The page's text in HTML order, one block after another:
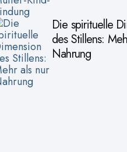
Die spirituelle
des Stillens:
Nahrung